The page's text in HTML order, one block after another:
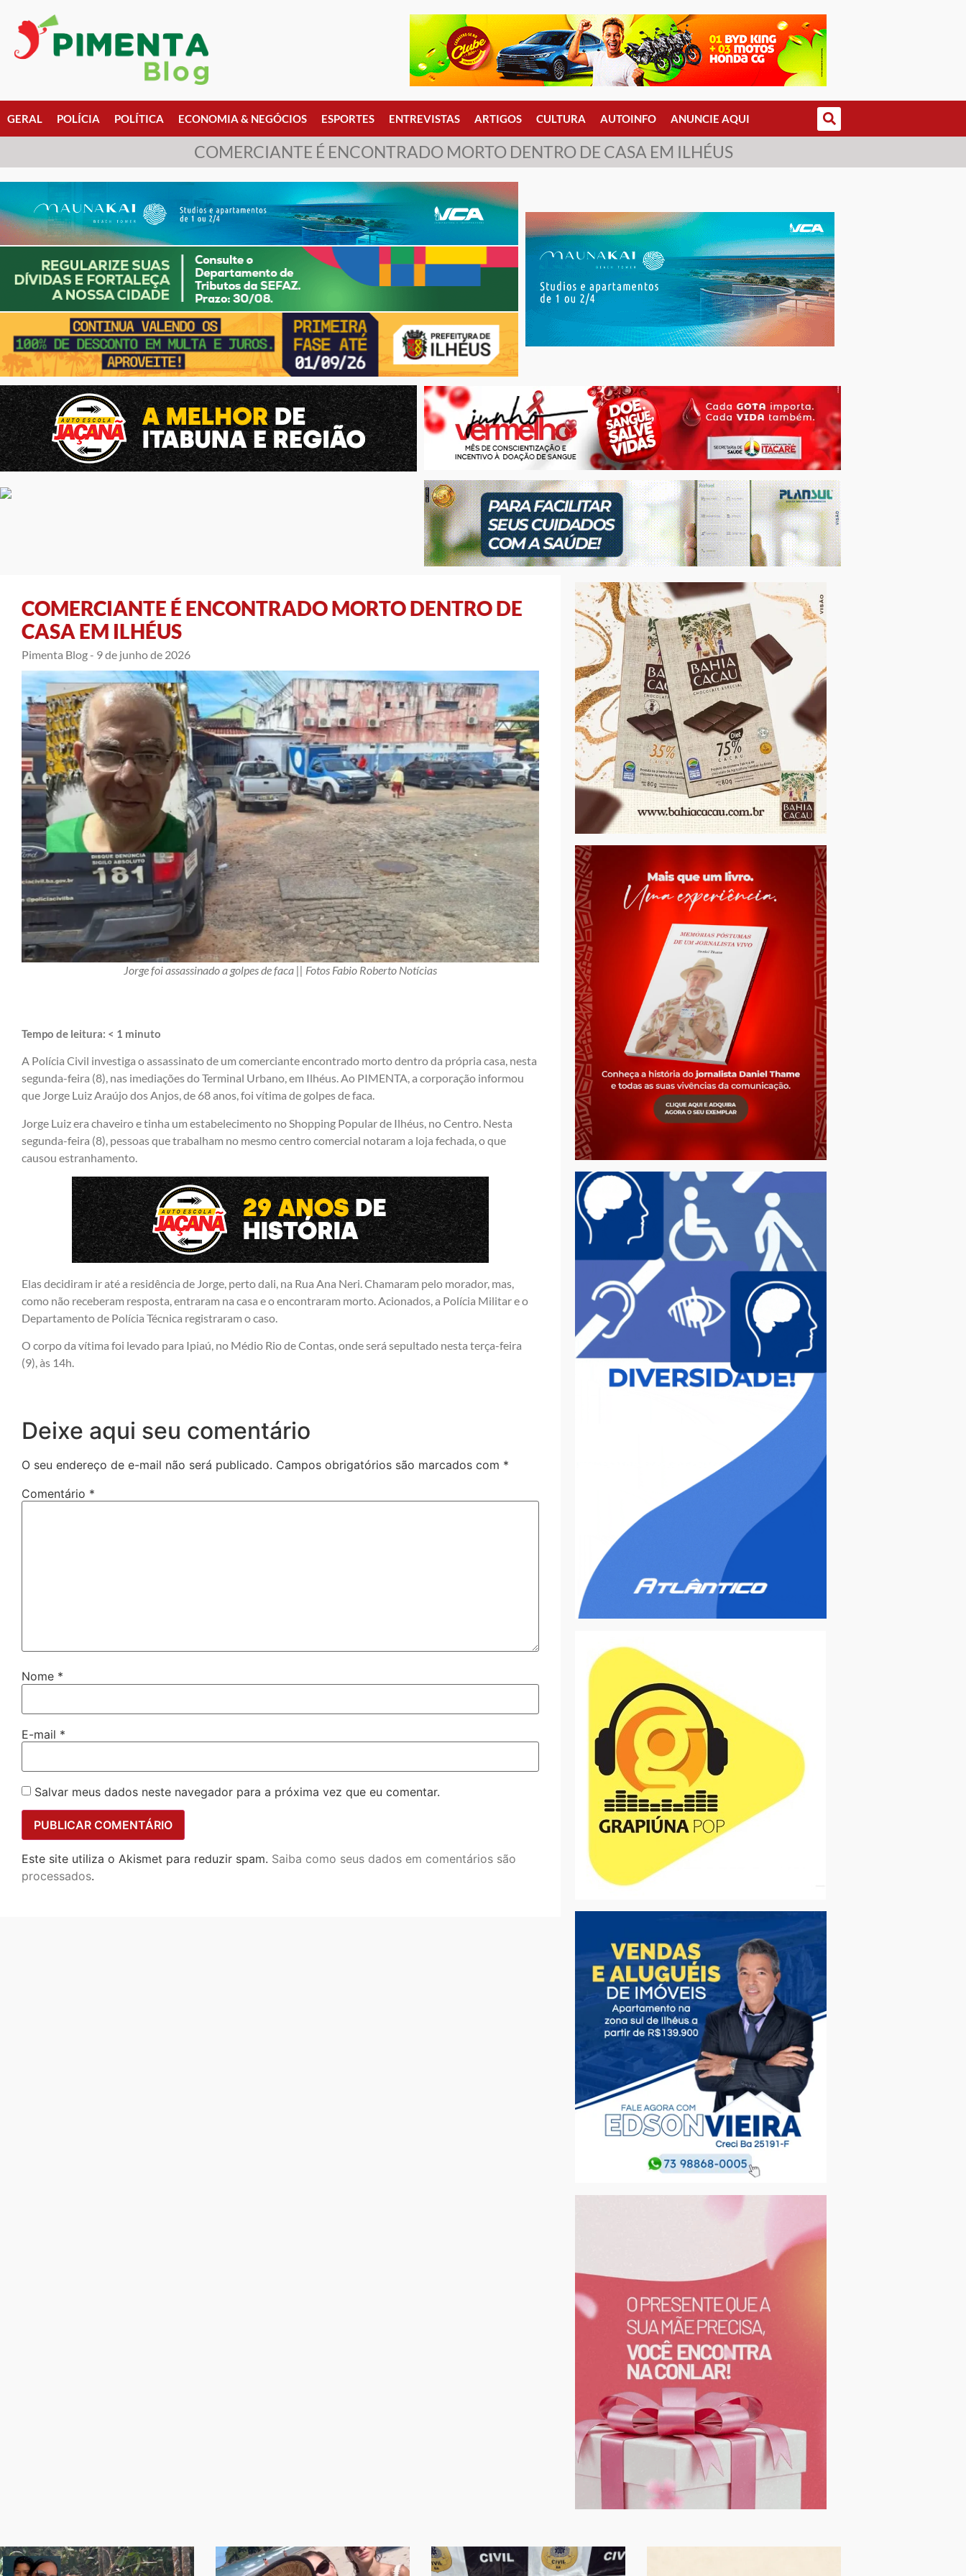
GERAL POLÍCIA POLÍTICA ECONOMIA & NEGÓCIOS ESPORTES ENTREVISTAS ARTIGOS CULTURA AUTOINFO ANUNCIE AQUI
COMERCIANTE É ENCONTRADO MORTO DENTRO DE CASA EM ILHÉUS
COMERCIANTE É ENCONTRADO MORTO DENTRO DE
CASA EM ILHÉUS
Pimenta Blog - 9 de junho de 2026
Jorge foi assassinado a golpes de faca || Fotos Fabio Roberto Notícias
Tempo de leitura: < 1 minuto
A Polícia Civil investiga o assassinato de um comerciante encontrado morto dentro da própria casa, nesta
segunda-feira (8), nas imediações do Terminal Urbano, em Ilhéus. Ao PIMENTA, a corporação informou
que Jorge Luiz Araújo dos Anjos, de 68 anos, foi vítima de golpes de faca.
Jorge Luiz era chaveiro e tinha um estabelecimento no Shopping Popular de Ilhéus, no Centro. Nesta
segunda-feira (8), pessoas que trabalham no mesmo centro comercial notaram a loja fechada, o que
causou estranhamento.
Elas decidiram ir até a residência de Jorge, perto dali, na Rua Ana Neri. Chamaram pelo morador, mas,
como não receberam resposta, entraram na casa e o encontraram morto. Acionados, a Polícia Militar e o
Departamento de Polícia Técnica registraram o caso.
O corpo da vítima foi levado para Ipiaú, no Médio Rio de Contas, onde será sepultado nesta terça-feira
(9), às 14h.
Deixe aqui seu comentário
O seu endereço de e-mail não será publicado. Campos obrigatórios são marcados com *
Comentário *
Nome *
E-mail *
Salvar meus dados neste navegador para a próxima vez que eu comentar.
Este site utiliza o Akismet para reduzir spam. Saiba como seus dados em comentários são
processados.